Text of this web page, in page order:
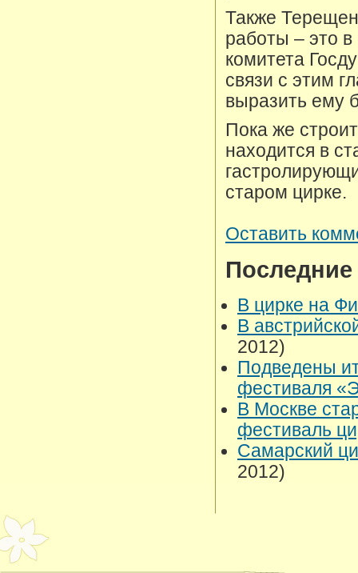
Также
работы – это в
комитета
связи с этим
выразить ему
Пока же
находится в
старом цирке.
Оставить
В цирке на
В
2012)
Подведены
фестиваля
В Москве
фестиваль
Самарский
2012)